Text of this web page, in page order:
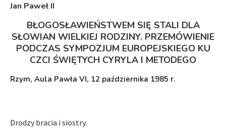
Jan Paweł II
BŁOGOSŁAWIEŃSTWEM SIĘ STALI DLA
SŁOWIAN WIELKIEJ RODZINY. PRZEMÓWIENIE
PODCZAS SYMPOZJUM EUROPEJSKIEGO KU
CZCI ŚWIĘTYCH CYRYLA I METODEGO
Rzym, Aula Pawła VI, 12 października 1985 r.
Drodzy bracia i siostry.